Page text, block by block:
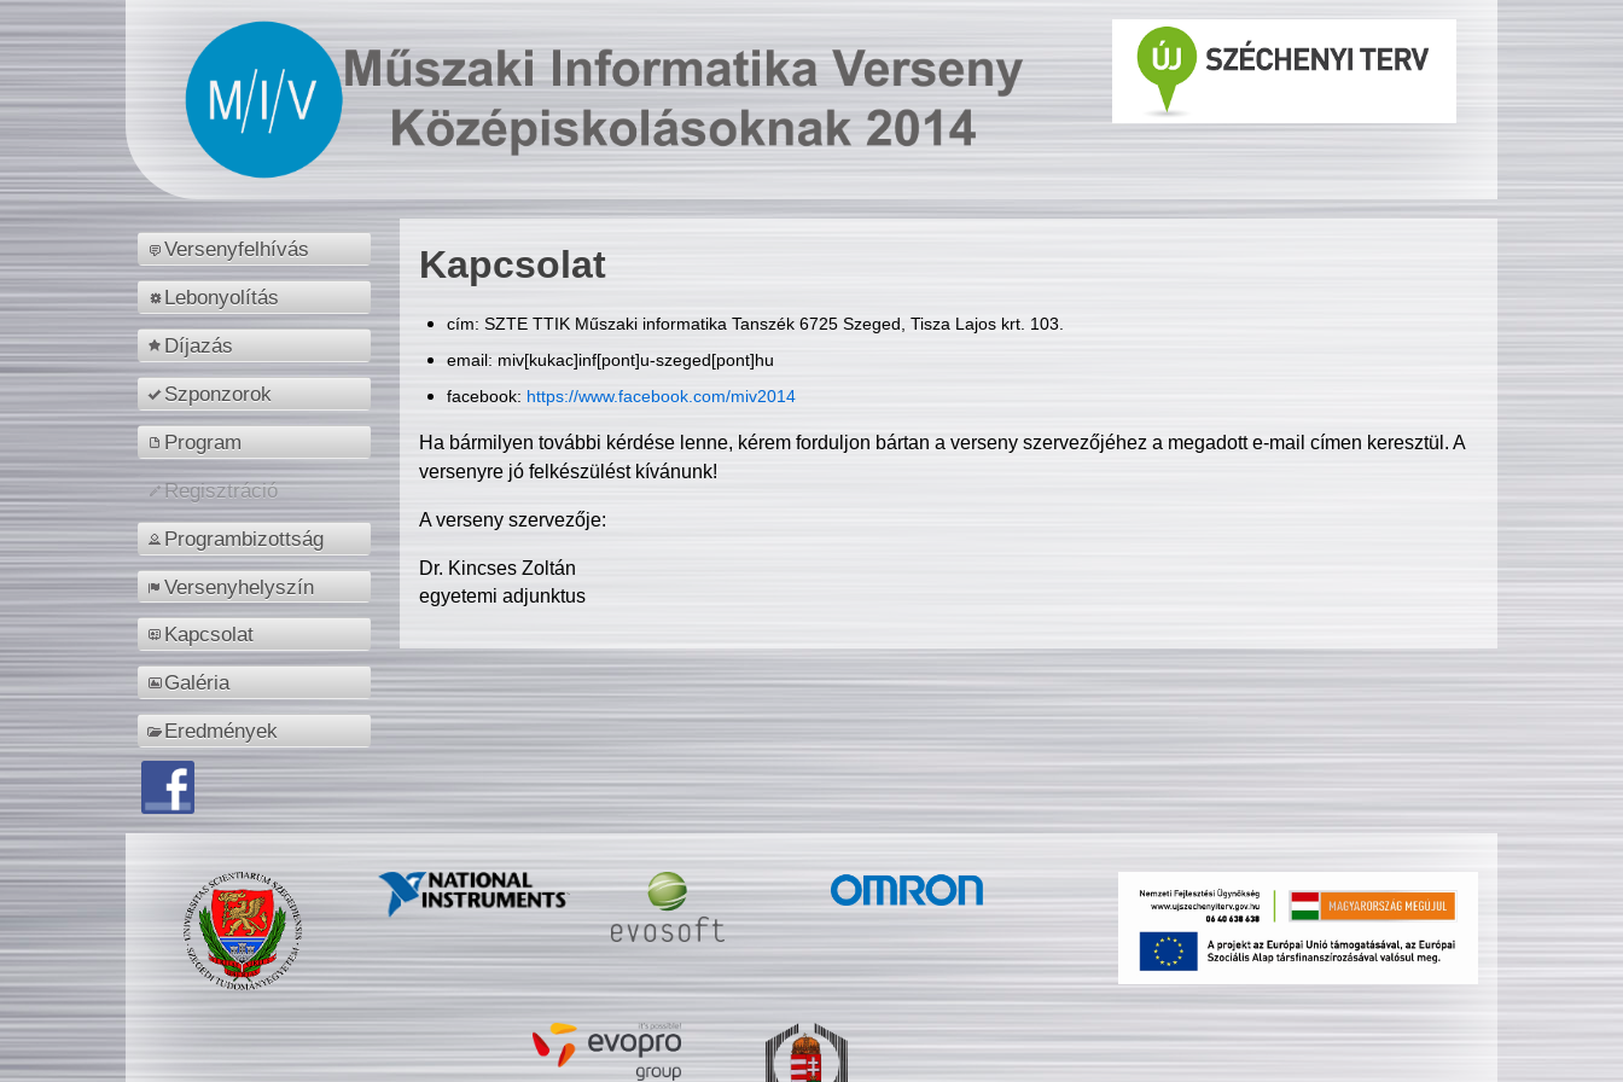
Versenyfelhívás
Lebonyolítás
Díjazás
Szponzorok
Program
Regisztráció
Programbizottság
Versenyhelyszín
Kapcsolat
Galéria
Eredmények
Kapcsolat
cím: SZTE TTIK Műszaki informatika Tanszék 6725 Szeged, Tisza Lajos krt. 103.
email: miv[kukac]inf[pont]u-szeged[pont]hu
facebook: https://www.facebook.com/miv2014
Ha bármilyen további kérdése lenne, kérem forduljon bártan a verseny szervezőjéhez a megadott e-mail címen keresztül. A
versenyre jó felkészülést kívánunk!
A verseny szervezője:
Dr. Kincses Zoltán
egyetemi adjunktus